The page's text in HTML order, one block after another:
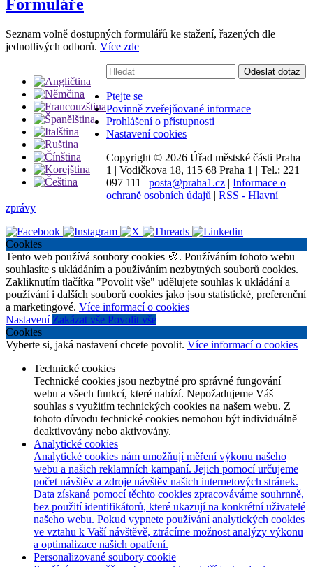
Formuláře
Seznam volně dostupných formulářů ke stažení, řazených dle
jednotlivých odborů. Více zde
Vyhledávání:
Odeslat dotaz
Ptejte se
Povinně zveřejňované informace
Prohlášení o přístupnosti
Nastavení cookies
Copyright © 2026 Úřad městské části Praha
1 | Vodičkova 18, 115 68 Praha 1 | Tel.: 221
097 111 | posta@praha1.cz | Informace o
ochraně osobních údajů | RSS - Hlavní
zprávy
Cookies
Tento web používá soubory cookies 🍪. Používáním tohoto webu
souhlasíte s ukládáním a používáním nezbytných souborů cookies.
Zakliknutím tlačítka "Povolit vše" udělujete souhlas k ukládání a
používání i dalších souborů cookies jako jsou statistické, preferenční
a marketingové. Více informací o cookies
Nastavení Zakázat vše Povolit vše
Cookies
Vyberte si, jaká nastavení chcete povolit. Více informací o cookies
Technické cookies
Technické cookies jsou nezbytné pro správné fungování
webu a všech funkcí, které nabízí. Nepožadujeme Váš
souhlas s využitím technických cookies na našem webu. Z
tohoto důvodu technické cookies nemohou být individuálně
deaktivovány nebo aktivovány.
Analytické cookies
Analytické cookies nám umožňují měření výkonu našeho
webu a našich reklamních kampaní. Jejich pomocí určujeme
počet návštěv a zdroje návštěv našich internetových stránek.
Data získaná pomocí těchto cookies zpracováváme souhrnně,
bez použití identifikátorů, které ukazují na konkrétní uživatelé
našeho webu. Pokud vypnete používání analytických cookies
ve vztahu k Vaší návštěvě, ztrácíme možnost analýzy výkonu
a optimalizace našich opatření.
Personalizované soubory cookie